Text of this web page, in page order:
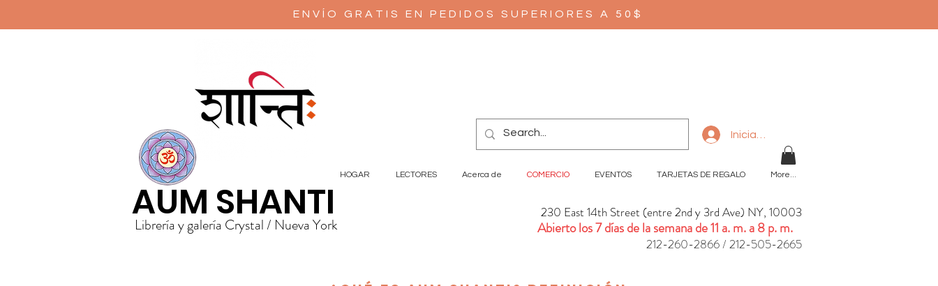
ENVÍO GRATIS EN PEDIDOS SUPERIORES A 50$
Iniciar sesión
Librería y galería Crystal / Nueva York
AUM SHANTI 230 East 14th Street (entre 2nd y 3rd Ave) NY, 10003
Abierto los 7 días de la semana de 11 a. m. a 8 p. m.
212-260-2866 / 212-505-2665
HOGAR LECTORES Acerca de COMERCIO EVENTOS TARJETAS DE REGALO More...